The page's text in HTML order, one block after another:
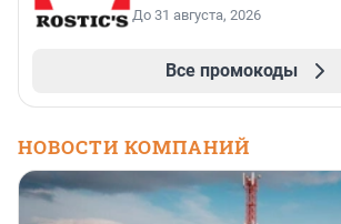
До 31 августа, 2026
Все промокоды
НОВОСТИ КОМПАНИЙ